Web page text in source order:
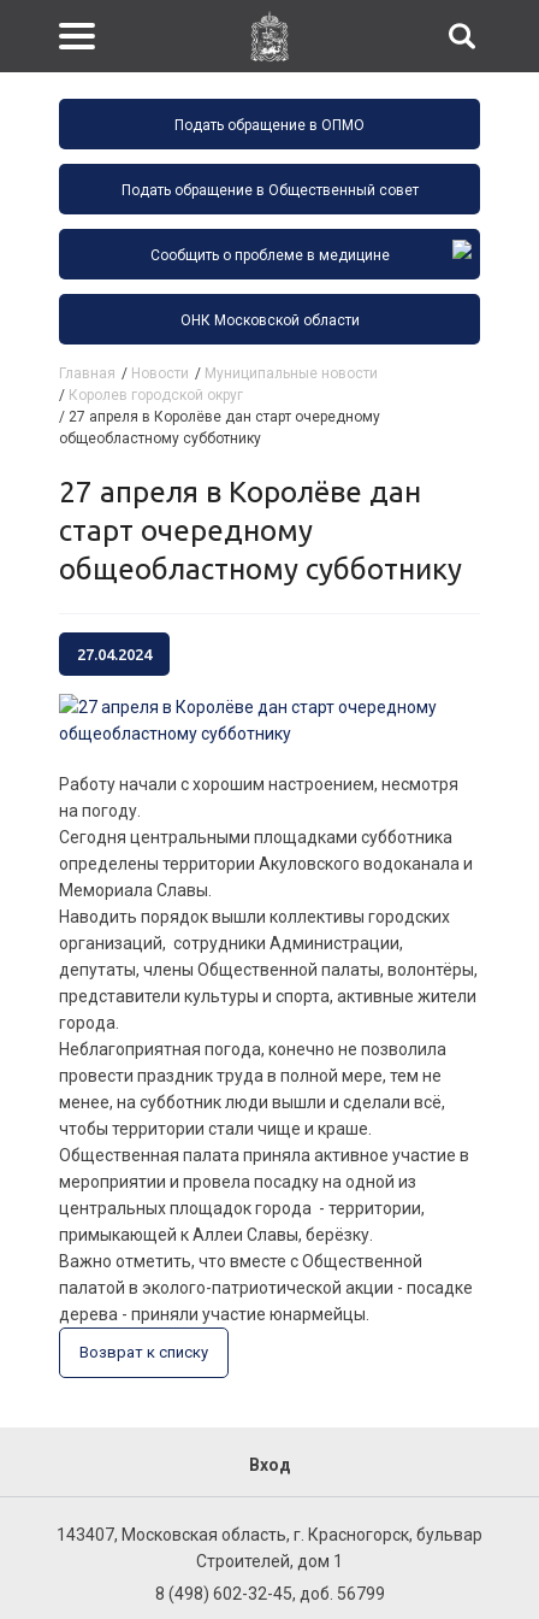
Подать обращение в ОПМО
Подать обращение в Общественный совет
Сообщить о проблеме в медицине
ОНК Московской области
Главная / Новости / Муниципальные новости
/ Королев городской округ
/ 27 апреля в Королёве дан старт очередному
общеобластному субботнику
27 апреля в Королёве дан
старт очередному
общеобластному субботнику
27.04.2024
Работу начали с хорошим настроением, несмотря
на погоду.
Сегодня центральными площадками субботника
определены территории Акуловского водоканала и
Мемориала Славы.
Наводить порядок вышли коллективы городских
организаций, сотрудники Администрации,
депутаты, члены Общественной палаты, волонтёры,
представители культуры и спорта, активные жители
города.
Неблагоприятная погода, конечно не позволила
провести праздник труда в полной мере, тем не
менее, на субботник люди вышли и сделали всё,
чтобы территории стали чище и краше.
Общественная палата приняла активное участие в
мероприятии и провела посадку на одной из
центральных площадок города - территории,
примыкающей к Аллеи Славы, берёзку.
Важно отметить, что вместе с Общественной
палатой в эколого-патриотической акции - посадке
дерева - приняли участие юнармейцы.
Возврат к списку
Вход
143407, Московская область, г. Красногорск, бульвар
Строителей, дом 1
8 (498) 602-32-45, доб. 56799